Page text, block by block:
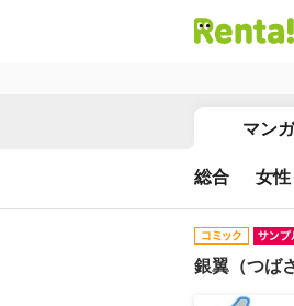
マン
総合 女性
銀翼（つば